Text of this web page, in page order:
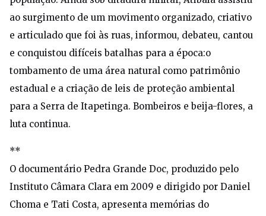
ao surgimento de um movimento organizado, criativo
e articulado que foi às ruas, informou, debateu, cantou
e conquistou difíceis batalhas para a época:o
tombamento de uma área natural como patrimônio
estadual e a criação de leis de proteção ambiental
para a Serra de Itapetinga. Bombeiros e beija-flores, a
luta continua.
**
O documentário Pedra Grande Doc, produzido pelo
Instituto Câmara Clara em 2009 e dirigido por Daniel
Choma e Tati Costa, apresenta memórias do